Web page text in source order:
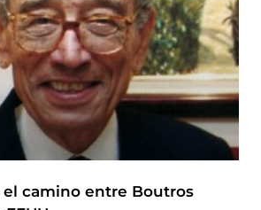
el camino entre Boutros